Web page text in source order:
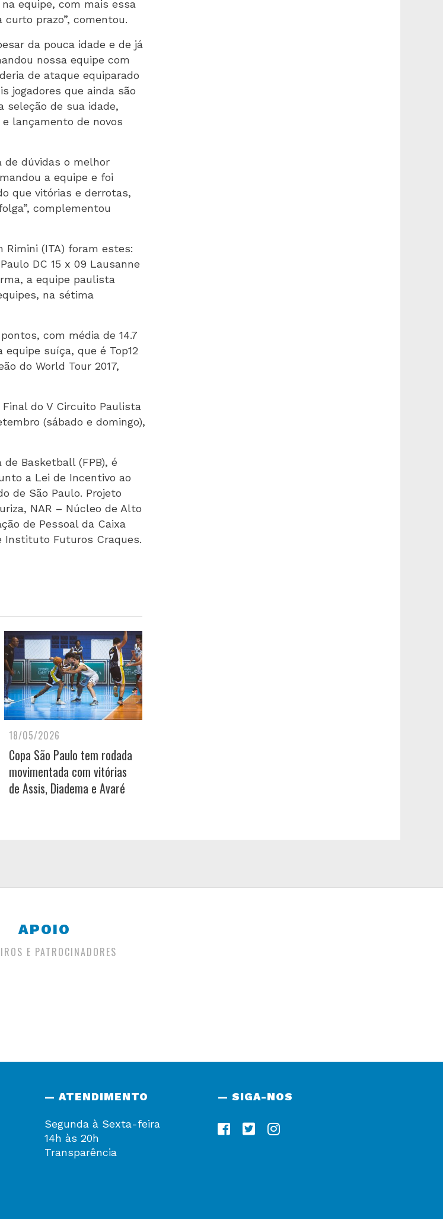
equipe, com mais essa
prazo”, comentou.
da pouca idade e de já
nossa equipe com
de ataque equiparado
jogadores que ainda são
seleção de sua idade,
lançamento de novos
de dúvidas o melhor
a equipe e foi
que vitórias e derrotas,
complementou
(ITA) foram estes:
DC 15 x 09 Lausanne
a equipe paulista
na sétima
com média de 14.7
equipe suíça, que é Top12
do World Tour 2017,
do V Circuito Paulista
(sábado e domingo),
Basketball (FPB), é
a Lei de Incentivo ao
de São Paulo. Projeto
NAR – Núcleo de Alto
de Pessoal da Caixa
Instituto Futuros Craques.
18/05/2026
Copa São Paulo tem rodada
movimentada com vitórias
de Assis, Diadema e Avaré
APOIO
E PATROCINADORES
— ATENDIMENTO
Segunda à Sexta-feira
14h às 20h
Transparência
— SIGA-NOS